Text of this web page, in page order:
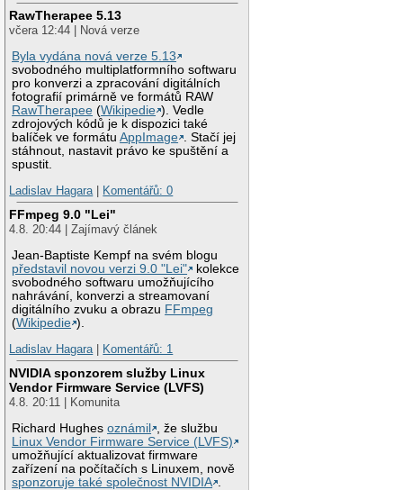
RawTherapee 5.13
včera 12:44 | Nová verze
Byla vydána nová verze 5.13
svobodného multiplatformního softwaru
pro konverzi a zpracování digitálních
fotografií primárně ve formátů RAW
RawTherapee (Wikipedie ). Vedle
zdrojových kódů je k dispozici také
balíček ve formátuAppImage
. Stačí jej
stáhnout, nastavit právo ke spuštění a
spustit.
Ladislav Hagara| Komentářů: 0
FFmpeg 9.0 "Lei"
4.8. 20:44 | Zajímavý článek
Jean-Baptiste Kempf na svém blogu
představil novou verzi 9.0 "Lei"
kolekce
svobodného softwaru umožňujícího
nahrávání, konverzi a streamovaní
digitálního zvuku a obrazu FFmpeg
(Wikipedie ).
Ladislav Hagara| Komentářů: 1
NVIDIA sponzorem služby Linux
Vendor Firmware Service (LVFS)
4.8. 20:11 | Komunita
Richard Hughesoznámil
, že službu
Linux Vendor Firmware Service (LVFS)
umožňující aktualizovat firmware
zařízení na počítačích s Linuxem, nově
sponzoruje také společnost NVIDIA